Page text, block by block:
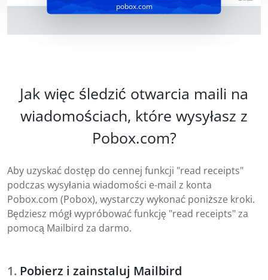
pobox.com
Jak więc śledzić otwarcia maili na
wiadomościach, które wysyłasz z
Pobox.com?
Aby uzyskać dostęp do cennej funkcji "read receipts"
podczas wysyłania wiadomości e-mail z konta
Pobox.com (Pobox), wystarczy wykonać poniższe kroki.
Będziesz mógł wypróbować funkcję "read receipts" za
pomocą Mailbird za darmo.
Pobierz i zainstaluj Mailbird